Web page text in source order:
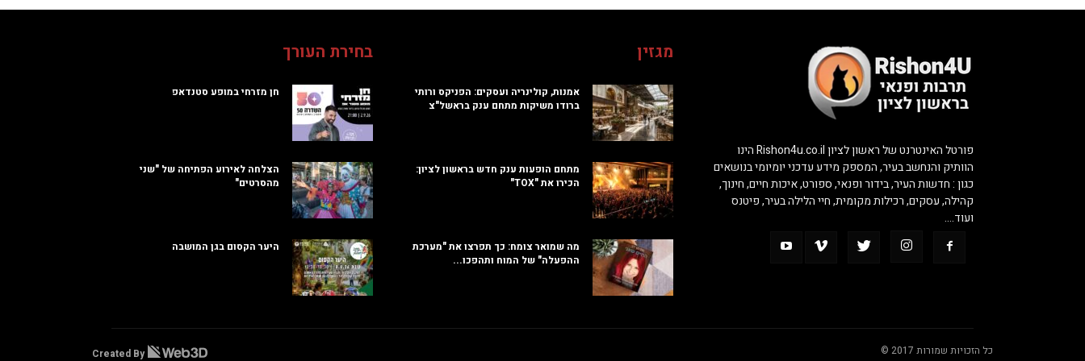
בחירת העורך
חן מזרחי במופע סטנדאפ
הצלחה לאירוע הפתיחה של "שני
מהסרטים"
היער הקסום בגן המושבה
מגזין
אמנות, קולינריה ועסקים: הפניקס ורותי
ברודו משיקות מתחם ענק בראשל"צ
מתחם הופעות ענק חדש בראשון לציון:
הכירו את "TOX"
מה שמואר צומח: כך תפרצו את "מערכת
ההפעלה" של המוח ותהפכו...
פורטל האינטרנט של ראשון לציון Rishon4u.co.il הינו
הוותיק והנחשב בעיר, המספק מידע עדכני יומיומי בנושאים
כגון : חדשות העיר, בידור ופנאי, ספורט, איכות חיים, חינוך,
קהילה, עסקים, רכילות מקומית, חיי הלילה בעיר, פיטנס
ועוד….
Created By כל הזכויות שמורות 2017 ©